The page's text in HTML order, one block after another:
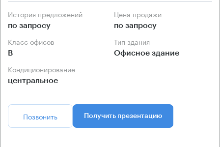
История предложений
по запросу
Цена продажи
по запросу
Класс офисов
B
Тип здания
Офисное здание
Кондиционирование
центральное
Позвонить Получить презентацию